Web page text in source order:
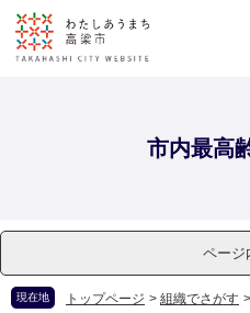
市内最高
ページ
現在地 トップページ > 組織でさがす >